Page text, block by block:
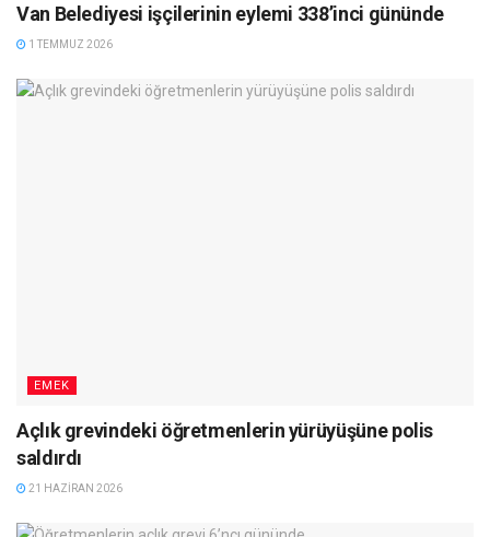
Van Belediyesi işçilerinin eylemi 338’inci gününde
1 TEMMUZ 2026
EMEK
Açlık grevindeki öğretmenlerin yürüyüşüne polis
saldırdı
21 HAZIRAN 2026